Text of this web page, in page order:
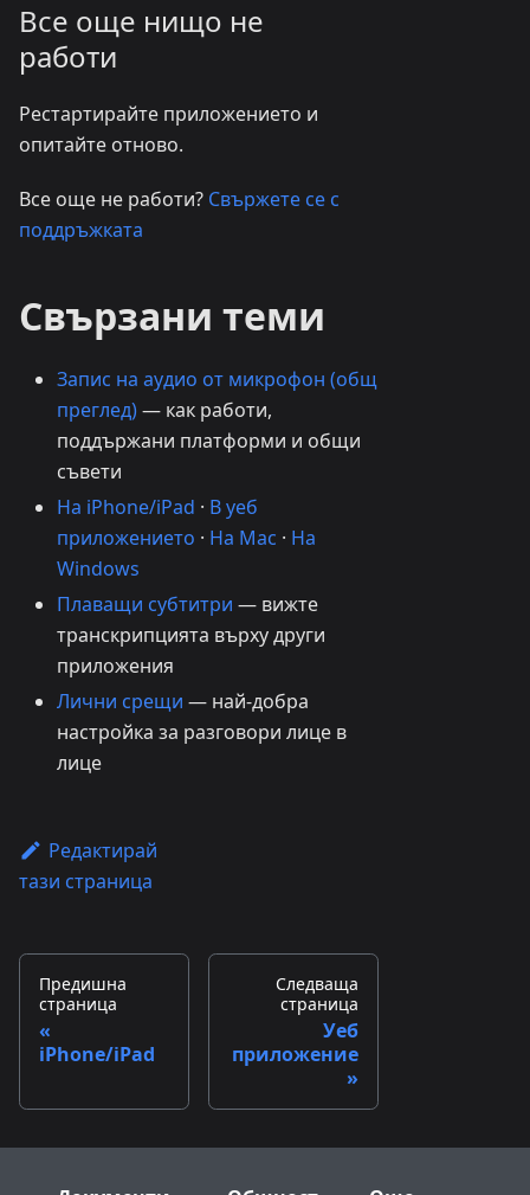
Все още нищо не
работи
Рестартирайте приложението и
опитайте отново.
Все още не работи? Свържете се с
поддръжката
Свързани теми
Запис на аудио от микрофон (общ
преглед)— как работи,
поддържани платформи и общи
съвети
На iPhone/iPad · В уеб
приложението · На Mac · На
Windows
Плаващи субтитри — вижте
транскрипцията върху други
приложения
Лични срещи — най-добра
настройка за разговори лице в
лице
Редактирай
тази страница
Предишна
страница
iPhone/iPad
Следваща
страница
Уеб
приложение